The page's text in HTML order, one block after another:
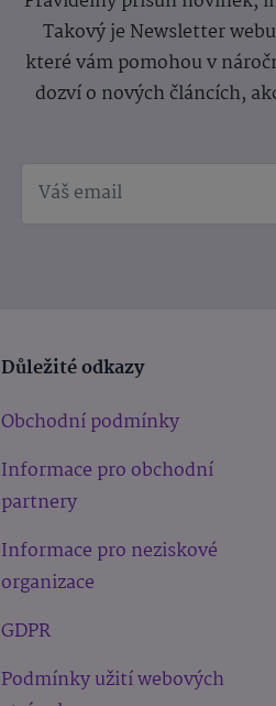
Takový je Newsletter
které vám pomohou v
dozví o nových článcích,
Důležité odkazy
Obchodní podmínky
Informace pro obchodní
partnery
Informace pro neziskové
organizace
GDPR
Podmínky užití webových